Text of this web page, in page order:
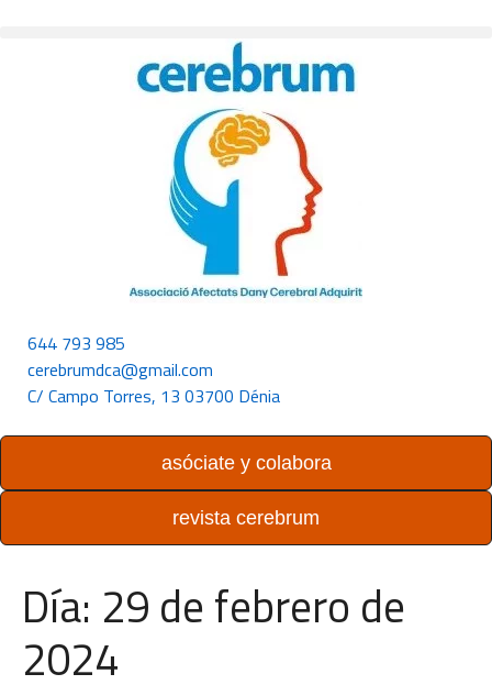
644 793 985
cerebrumdca@gmail.com
C/ Campo Torres, 13 03700 Dénia
asóciate y colabora
revista cerebrum
Día: 29 de febrero de
2024